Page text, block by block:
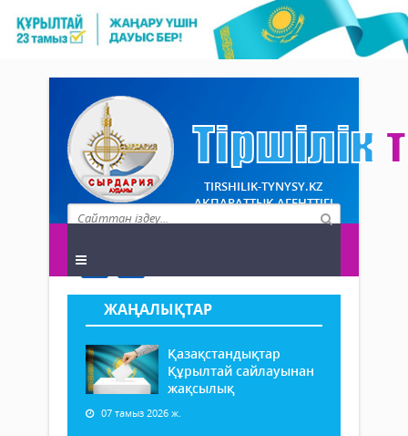
TIRSHILIK-TYNYSY.KZ
АҚПАРАТТЫҚ АГЕНТТІГІ
ЖАҢАЛЫҚТАР
Қазақстандықтар
Құрылтай сайлауынан
жақсылық
07 тамыз 2026 ж.